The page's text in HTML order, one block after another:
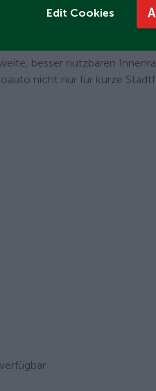
besser nutzbaren
nicht nur für kurze
Edit Cookies